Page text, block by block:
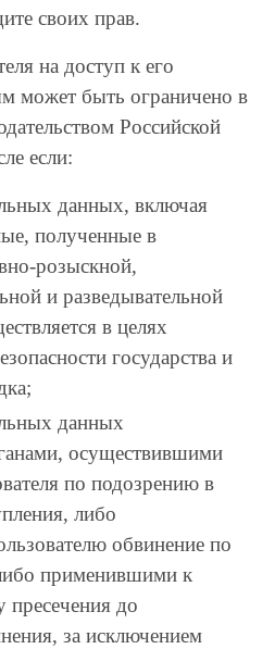
своих прав.
на доступ к его
может быть ограничено в
Российской
если:
данных, включая
полученные в
розыскной,
и разведывательной
в целях
государства и
данных
осуществившими
по подозрению в
либо
обвинение по
применившими к
пресечения до
за исключением